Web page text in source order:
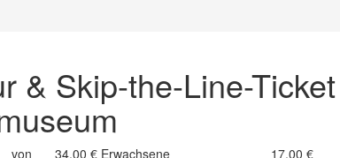
& Skip-the-Line-
von 34.00 € Erwachsene
17.00 €